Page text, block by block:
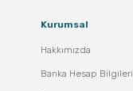
Kurumsal
Hakkımızda
Banka Hesap Bilgileri